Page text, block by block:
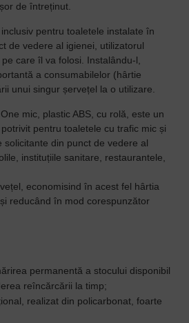
de întreținut.
pentru toaletele instalate în
de vedere al igienei, utilizatorul
care îl va folosi. Instalându-l,
a consumabilelor (hârtie
unui singur șervețel la o utilizare.
mic, plastic ABS, cu rolă, este un
pentru toaletele cu trafic mic și
solicitante din punct de vedere al
instituțiile sanitare, restaurantele,
economisind în acest fel hârtia
reducând în mod corespunzător
permanentă a stocului disponibil
reîncărcării la timp;
realizat din policarbonat, foarte